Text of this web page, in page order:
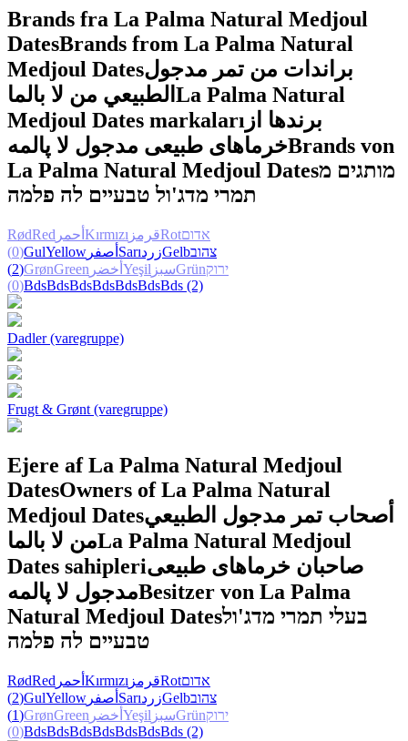
Brands fra La Palma Natural Medjoul
DatesBrands from La Palma Natural
Medjoul Datesبراندات من تمر مدجول
الطبيعي من لا بالما La Palma Natural
Medjoul Dates markaları برندها از
خرماهای طبیعی مدجول لا پالمهBrands von
La Palma Natural Medjoul Datesמותגים מ
תמרי מדג'ול טבעיים לה פלמה
RødRed أحمر Kırmızı قرمزRotאדום
(0)GulYellow أصفر SarıزردGelbצהוב
(2)GrønGreen أخضر Yeşil سبزGrünירוק
(0)BdsBdsBdsBdsBdsBdsBds (2)
Dadler (varegruppe)
Frugt & Grønt (varegruppe)
Ejere af La Palma Natural Medjoul
DatesOwners of La Palma Natural
Medjoul Datesأصحاب تمر مدجول الطبيعي
من لا بالماLa Palma Natural Medjoul
Dates sahipleriصاحبان خرماهای طبیعی
مدجول لا پالمهBesitzer von La Palma
Natural Medjoul Datesבעלי תמרי מדג'ול
טבעיים לה פלמה
RødRed أحمر Kırmızı قرمزRotאדום
(2)GulYellow أصفر SarıزردGelbצהוב
(1)GrønGreen أخضر Yeşil سبزGrünירוק
(0)BdsBdsBdsBdsBdsBdsBds (2)